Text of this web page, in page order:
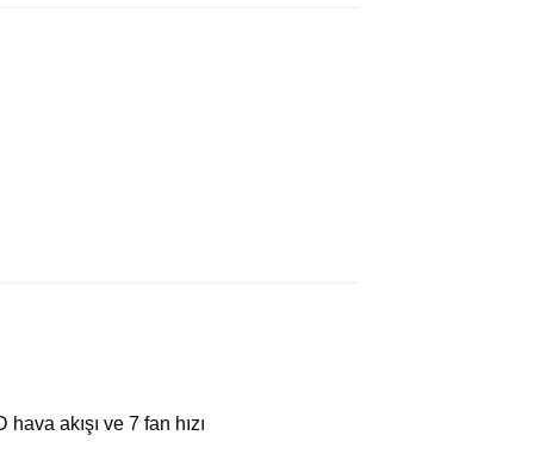
akışı ve 7 fan hızı